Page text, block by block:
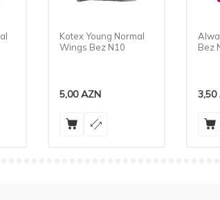
Kotex Young Normal
Wings Bez N10
5,00AZN
Bez
3,50